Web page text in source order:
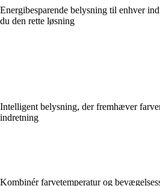
Energibesparende belysning til enhver
du den rette løsning
Intelligent belysning, der fremhæver
indretning
Kombinér farvetemperatur og